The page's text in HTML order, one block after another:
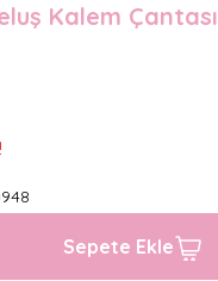
Kalem Çantası
Sepete Ekle